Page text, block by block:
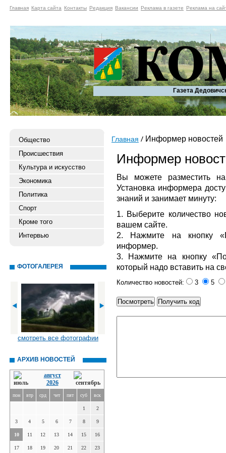
Главная Карта сайта Контакты Редакция Вакансии Реклама в газете Реклама на
Газета
Общество
Происшествия
Культура и искусство
Экономика
Политика
Спорт
Кроме того
Интервью
ФОТОГАЛЕРЕЯ
смотреть все фотографии
АРХИВ НОВОСТЕЙ
август
2026
пон втр срд чет пят суб вск
1 2
3 4 5 6 7 8 9
10 11 12 13 14 15 16
17 18 19 20 21 22 23
Главная Информер новостей
Информер
Вы можете разместить
Установка информера
знаний и занимает минуту:
1. Выберите количество
вашем сайте.
2. Нажмите на кнопку
информер.
3. Нажмите на кнопку
который надо вставить на
Количество новостей: 3 5